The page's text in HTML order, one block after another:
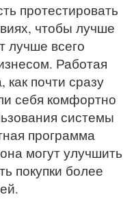
протестировать
чтобы лучше
лучше всего
Работая
почти сразу
себя комфортно
системы
программа
могут улучшить
покупки более